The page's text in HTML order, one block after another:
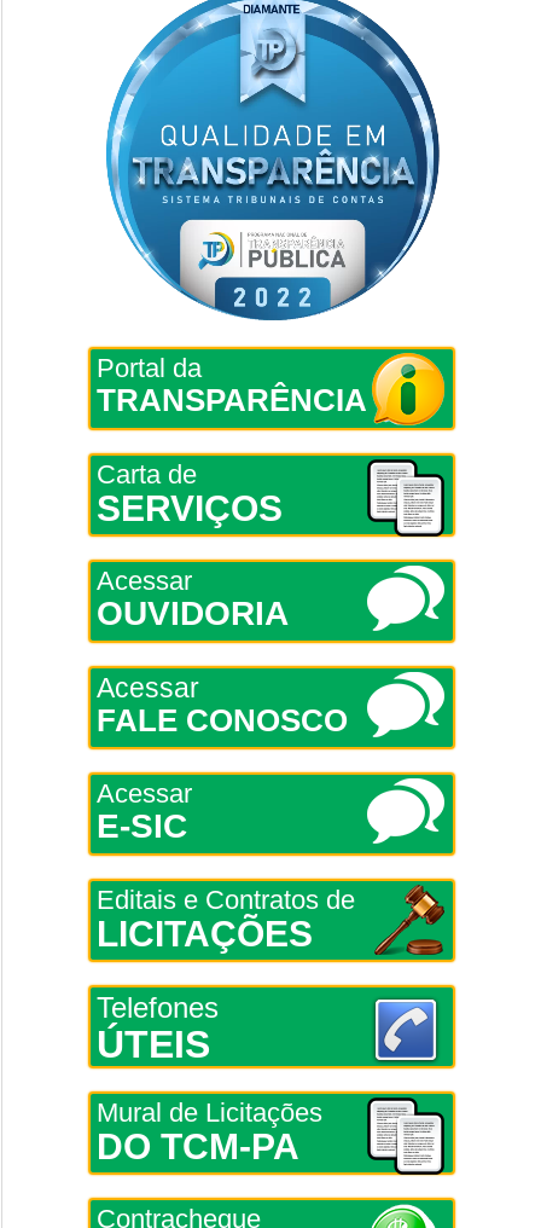
Portal da
TRANSPARÊNCIA
Carta de
SERVIÇOS
Acessar
OUVIDORIA
Acessar
FALE CONOSCO
Acessar
E-SIC
Editais e Contratos de
LICITAÇÕES
Telefones
ÚTEIS
Mural de Licitações
DO TCM-PA
Contracheque